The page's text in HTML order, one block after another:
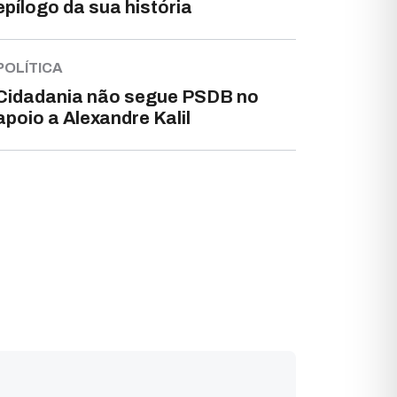
da sua história
não segue PSDB no
a Alexandre Kalil